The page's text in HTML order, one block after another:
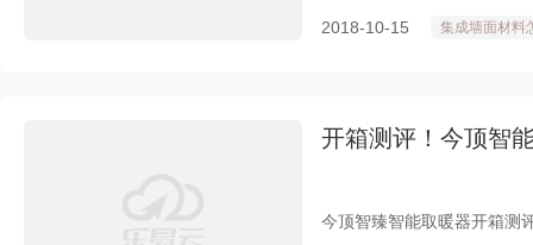
2018-10-15 集成墙面材料
开箱测评！今顶智
今顶智臻智能取暖器开箱测